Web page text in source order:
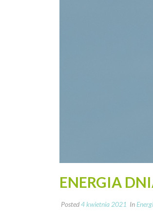
ENERGIA
Posted4 kwietnia 2021 In